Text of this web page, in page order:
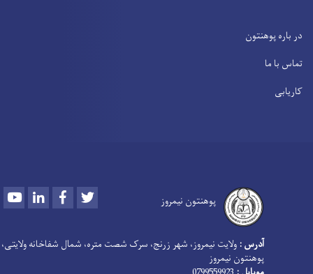
در باره پوهنتون
تماس با ما
کاریابی
پوهنتون نیمروز YoutubeLinkedInFacebook
آدرس : ولایت نیمروز، شهر زرنج، سرک شصت متره، شمال شفاخانه ولایتی،
پوهنتون نیمروز